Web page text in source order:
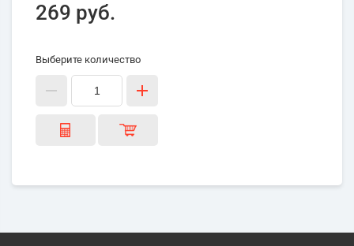
269 руб.
Выберите количество